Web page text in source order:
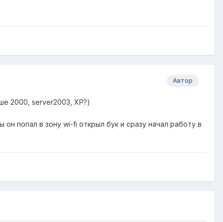
Автор
2000, server2003, XP?)
попал в зону wi-fi открыл бук и сразу начал работу в